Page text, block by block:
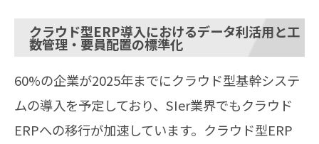
クラウド型ERP導入におけるデータ利活用と工
数管理・要員配置の標準化
60%の企業が2025年までにクラウド型基幹システ
ムの導入を予定しており、SIer業界でもクラウド
ERPへの移行が加速しています。クラウド型ERP